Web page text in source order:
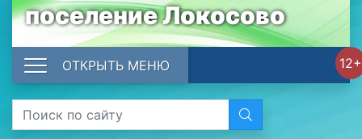
поселение Локосово
12+
ОТКРЫТЬ МЕНЮ